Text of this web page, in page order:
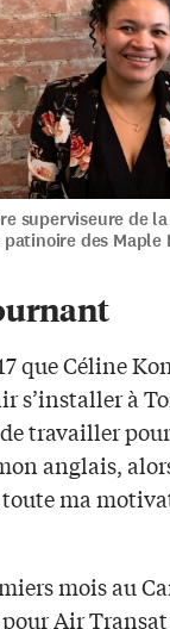
superviseure de
des Maple
que Céline
s’installer à
travailler
anglais,
toute ma
mois au
Air